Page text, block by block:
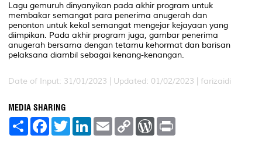
Lagu gemuruh dinyanyikan pada akhir program untuk
membakar semangat para penerima anugerah dan
penonton untuk kekal semangat mengejar kejayaan yang
diimpikan. Pada akhir program juga, gambar penerima
anugerah bersama dengan tetamu kehormat dan barisan
pelaksana diambil sebagai kenang-kenangan.
Date of Input: 31/01/2023 | Updated: 01/02/2023 | farizaidi
MEDIA SHARING
S
F
a
T
w
L
E
m
C
W